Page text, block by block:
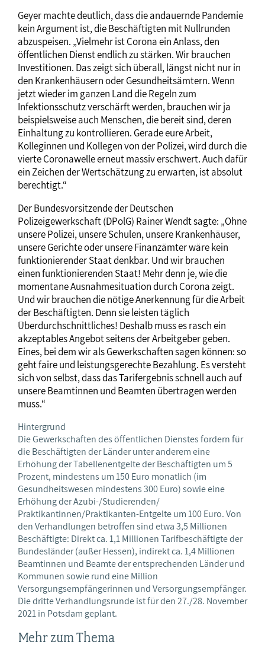
Geyer machte deutlich, dass die andauernde Pandemie
kein Argument ist, die Beschäftigten mit Nullrunden
abzuspeisen. „Vielmehr ist Corona ein Anlass, den
öffentlichen Dienst endlich zu stärken. Wir brauchen
Investitionen. Das zeigt sich überall, längst nicht nur in
den Krankenhäusern oder Gesundheitsämtern. Wenn
jetzt wieder im ganzen Land die Regeln zum
Infektionsschutz verschärft werden, brauchen wir ja
beispielsweise auch Menschen, die bereit sind, deren
Einhaltung zu kontrollieren. Gerade eure Arbeit,
Kolleginnen und Kollegen von der Polizei, wird durch die
vierte Coronawelle erneut massiv erschwert. Auch dafür
ein Zeichen der Wertschätzung zu erwarten, ist absolut
berechtigt.“
Der Bundesvorsitzende der Deutschen
Polizeigewerkschaft (DPolG) Rainer Wendt sagte: „Ohne
unsere Polizei, unsere Schulen, unsere Krankenhäuser,
unsere Gerichte oder unsere Finanzämter wäre kein
funktionierender Staat denkbar. Und wir brauchen
einen funktionierenden Staat! Mehr denn je, wie die
momentane Ausnahmesituation durch Corona zeigt.
Und wir brauchen die nötige Anerkennung für die Arbeit
der Beschäftigten. Denn sie leisten täglich
Überdurchschnittliches! Deshalb muss es rasch ein
akzeptables Angebot seitens der Arbeitgeber geben.
Eines, bei dem wir als Gewerkschaften sagen können: so
geht faire und leistungsgerechte Bezahlung. Es versteht
sich von selbst, dass das Tarifergebnis schnell auch auf
unsere Beamtinnen und Beamten übertragen werden
muss.“
Hintergrund
Die Gewerkschaften des öffentlichen Dienstes fordern für
die Beschäftigten der Länder unter anderem eine
Erhöhung der Tabellenentgelte der Beschäftigten um 5
Prozent, mindestens um 150 Euro monatlich (im
Gesundheitswesen mindestens 300 Euro) sowie eine
Erhöhung der Azubi-/Studierenden/
Praktikantinnen/Praktikanten-Entgelte um 100 Euro. Von
den Verhandlungen betroffen sind etwa 3,5 Millionen
Beschäftigte: Direkt ca. 1,1 Millionen Tarifbeschäftigte der
Bundesländer (außer Hessen), indirekt ca. 1,4 Millionen
Beamtinnen und Beamte der entsprechenden Länder und
Kommunen sowie rund eine Million
Versorgungsempfängerinnen und Versorgungsempfänger.
Die dritte Verhandlungsrunde ist für den 27./28. November
2021 in Potsdam geplant.
Mehr zum Thema